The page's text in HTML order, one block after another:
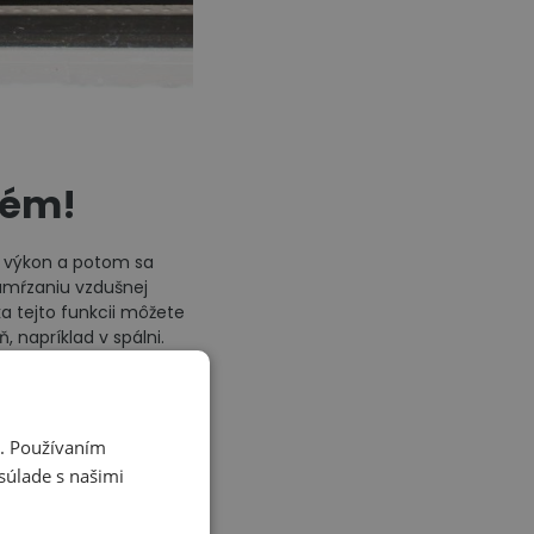
a potom sa
vzdušnej
tejto funkcii môžete
napríklad v spálni.
Používaním
s našimi